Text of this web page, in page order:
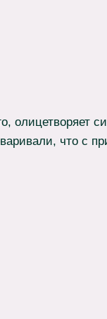
олицетворяет
что с